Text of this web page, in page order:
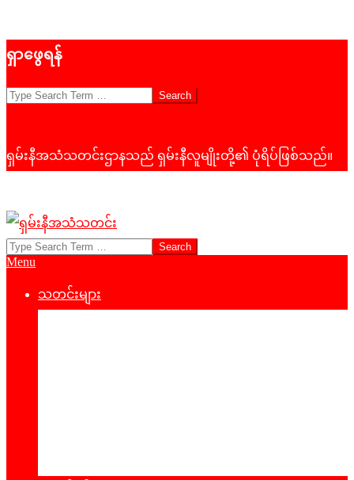
to
ရှာဖွေရန်
Search
ရှမ်းနီအသံသတင်းဌာနသည် ရှမ်းနီလူမျိုးတို့၏ ပုံရိပ်ဖြစ်သည်။
ရှမ်း
Search
Primary
Menu
သတင်းများ